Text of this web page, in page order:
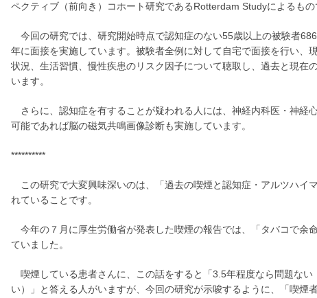
ペクティブ（前向き）コホート研究であるRotterdam Studyによるもの
今回の研究では、研究開始時点で認知症のない55歳以上の被験者
年に面接を実施しています。被験者全例に対して自宅で面接を行い、
状況、生活習慣、慢性疾患のリスク因子について聴取し、過去と現在
います。
さらに、認知症を有することが疑われる人には、神経内科医・神経
可能であれば脳の磁気共鳴画像診断も実施しています。
**********
この研究で大変興味深いのは、「過去の喫煙と認知症・アルツハイ
れていることです。
今年の７月に厚生労働省が発表した喫煙の報告では、「タバコで余
ていました。
喫煙している患者さんに、この話をすると「3.5年程度なら問題ない
い）」と答える人がいますが、今回の研究が示唆するように、「喫煙